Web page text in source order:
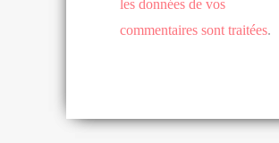
les données de vos
commentaires sont traitées.